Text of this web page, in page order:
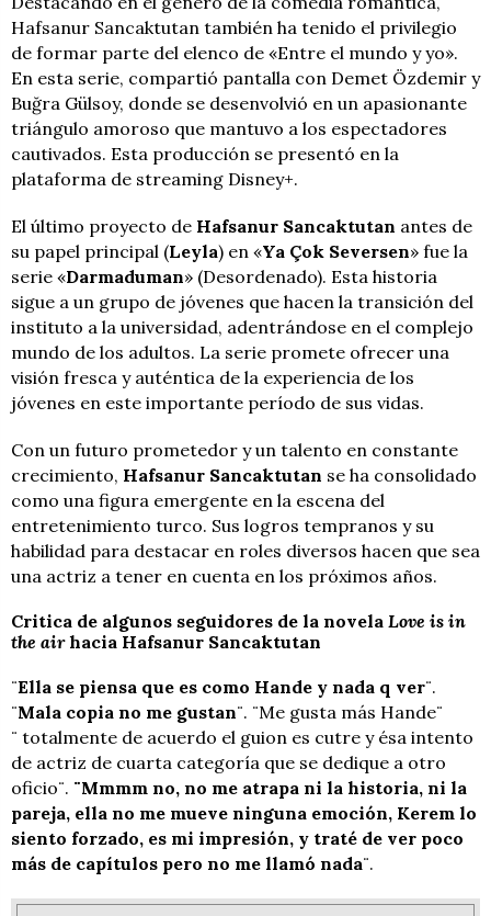
Hafsanur Sancaktutan también ha tenido el privilegio
de formar parte del elenco de «Entre el mundo y yo».
En esta serie, compartió pantalla con Demet Özdemir y
Buğra Gülsoy, donde se desenvolvió en un apasionante
triángulo amoroso que mantuvo a los espectadores
cautivados. Esta producción se presentó en la
plataforma de streaming Disney+.
El último proyecto de Hafsanur Sancaktutan antes de
su papel principal (Leyla) en «Ya Çok Seversen» fue la
serie «Darmaduman» (Desordenado). Esta historia
sigue a un grupo de jóvenes que hacen la transición del
instituto a la universidad, adentrándose en el complejo
mundo de los adultos. La serie promete ofrecer una
visión fresca y auténtica de la experiencia de los
jóvenes en este importante período de sus vidas.
Con un futuro prometedor y un talento en constante
crecimiento, Hafsanur Sancaktutan se ha consolidado
como una figura emergente en la escena del
entretenimiento turco. Sus logros tempranos y su
habilidad para destacar en roles diversos hacen que sea
una actriz a tener en cuenta en los próximos años.
Critica de algunos seguidores de la novela Love is in
the airhacia Hafsanur Sancaktutan
¨Ella se piensa que es como Hande y nada q ver¨.
¨Mala copia no me gustan¨. ¨Me gusta más Hande¨
¨ totalmente de acuerdo el guion es cutre y ésa intento
de actriz de cuarta categoría que se dedique a otro
oficio¨. ¨Mmmm no, no me atrapa ni la historia, ni la
pareja, ella no me mueve ninguna emoción, Kerem lo
siento forzado, es mi impresión, y traté de ver poco
más de capítulos pero no me llamó nada¨.